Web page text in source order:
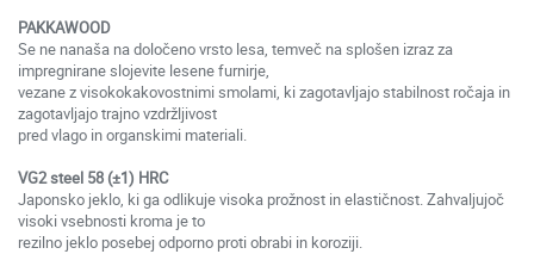
PAKKAWOOD
Se ne nanaša na določeno vrsto lesa, temveč na splošen izraz za
impregnirane slojevite lesene furnirje,
vezane z visokokakovostnimi smolami, ki zagotavljajo stabilnost ročaja in
zagotavljajo trajno vzdržljivost
pred vlago in organskimi materiali.
VG2 steel 58 (±1) HRC
Japonsko jeklo, ki ga odlikuje visoka prožnost in elastičnost. Zahvaljujoč
visoki vsebnosti kroma je to
rezilno jeklo posebej odporno proti obrabi in koroziji.